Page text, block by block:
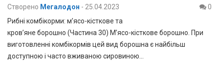
Створено Мегалодон - 25.04.2023
0
Рибні комбікорми: м’ясо-кісткове та
кров’яне борошно (Частина 30) М’ясо-кісткове борошно. При
виготовленні комбікормів цей вид борошна є найбільш
доступною і часто вживаною сировиною…